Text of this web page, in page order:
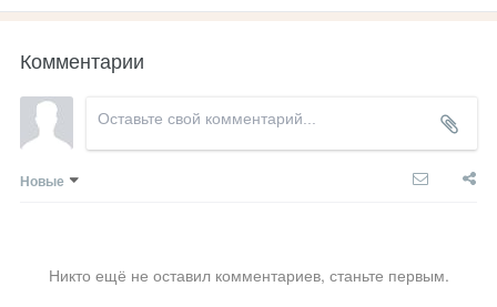
Комментарии
Новые
Никто ещё не оставил комментариев, станьте первым.